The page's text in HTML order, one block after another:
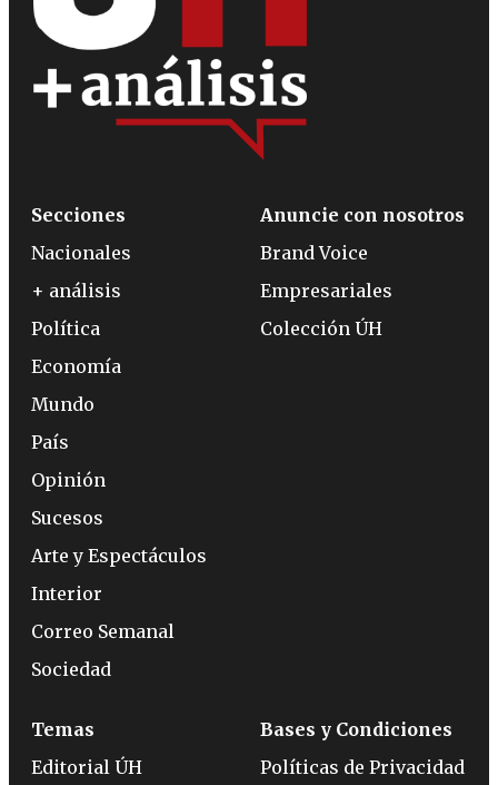
Secciones
Nacionales
+ análisis
Política
Economía
Mundo
País
Opinión
Sucesos
Arte y Espectáculos
Interior
Correo Semanal
Sociedad
Anuncie con nosotros
Brand Voice
Empresariales
Colección ÚH
Temas
Editorial ÚH
Bases y Condiciones
Políticas de Privacidad